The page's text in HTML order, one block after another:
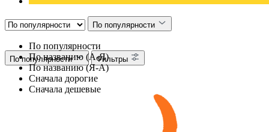
По популярности
По популярности
По названию (А-Я)
По названию (Я-А)
Сначала дорогие
Сначала дешевые
По популярности Фильтры